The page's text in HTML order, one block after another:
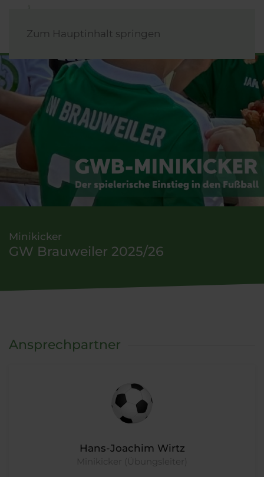
Zum Hauptinhalt springen
Minikicker
GW Brauweiler 2025/26
Ansprechpartner
Hans-Joachim Wirtz
Minikicker (Übungsleiter)